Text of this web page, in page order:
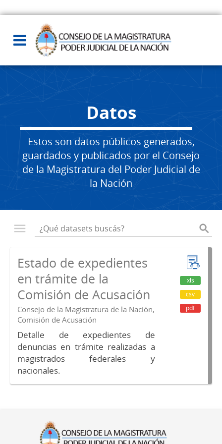
Datos
Estos son datos públicos generados,
guardados y publicados por el Consejo
de la Magistratura del Poder Judicial de
la Nación
Estado de expedientes
en trámite de la
Comisión de Acusación
Consejo de la Magistratura de la Nación,
Comisión de Acusación
Detalle de expedientes de
denuncias en trámite realizadas a
magistrados federales y
nacionales.
xls
csv
pdf